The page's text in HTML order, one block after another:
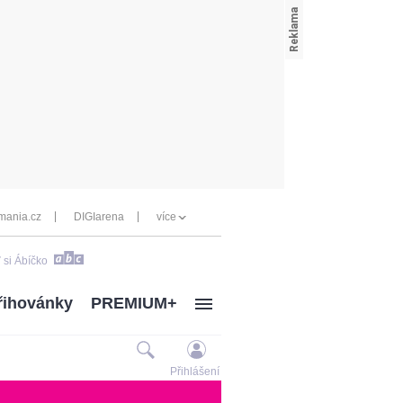
DIGIarena více
si Ábíčko
PREMIUM+
Přihlášení